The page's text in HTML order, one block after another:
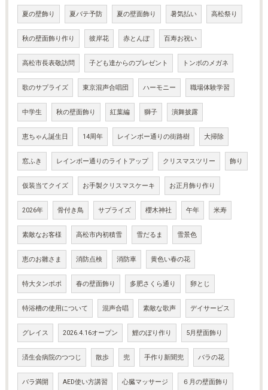
夏の壁飾り 夏バテ予防 夏の壁面飾り 暑気払い 高松祭り
秋の壁面飾り作り 彼岸花 赤とんぼ 百寿お祝い
高松市長表敬訪問 子ども達からのプレゼント トンボのメガネ
歌のサプライズ 東京混声合唱団 ハーモニー 職場体験学習
中学生 秋の壁面飾り 紅葉編 獅子 演舞披露
恵ちゃん誕生日 14周年 レインボー通りの街路樹 大掃除
窓ふき レインボー通りのライトアップ クリスマスツリー 飾り
仮装当てクイズ お手製クリスマスケーキ お正月飾り作り
2026年 骨付き鳥 サプライズ 櫻木神社 午年 米寿
素敵なお客様 高松市内初積雪 雪だるま 雪景色
恵のお雛さま 消防点検 消防車 黄色い春の花
特大タンポポ 春の壁面飾り 多肥さくら通り 卵とじ
特浴槽の使用について 混声合唱 素敵な歌声 デイサービス
グレイス 2026.4.16オープン 鯉のぼり作り 5月壁面飾り
済生会病院のつつじ 散歩 兜 手作り新聞兜 バラの花
バラ満開 AED使い方講習 心臓マッサージ ６月の壁面飾り